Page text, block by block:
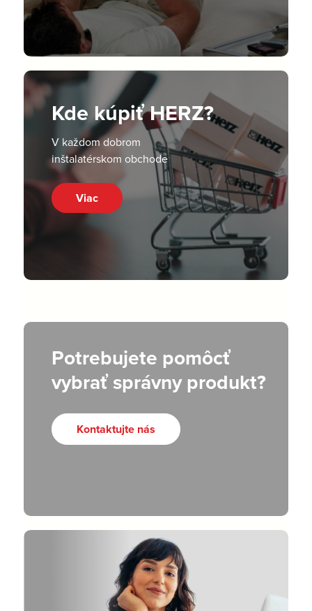
Kde kúpiť HERZ?
V každom dobrom
inštalatérskom obchode
Viac
Potrebujete pomôcť
vybrať správny produkt?
Kontaktujte nás